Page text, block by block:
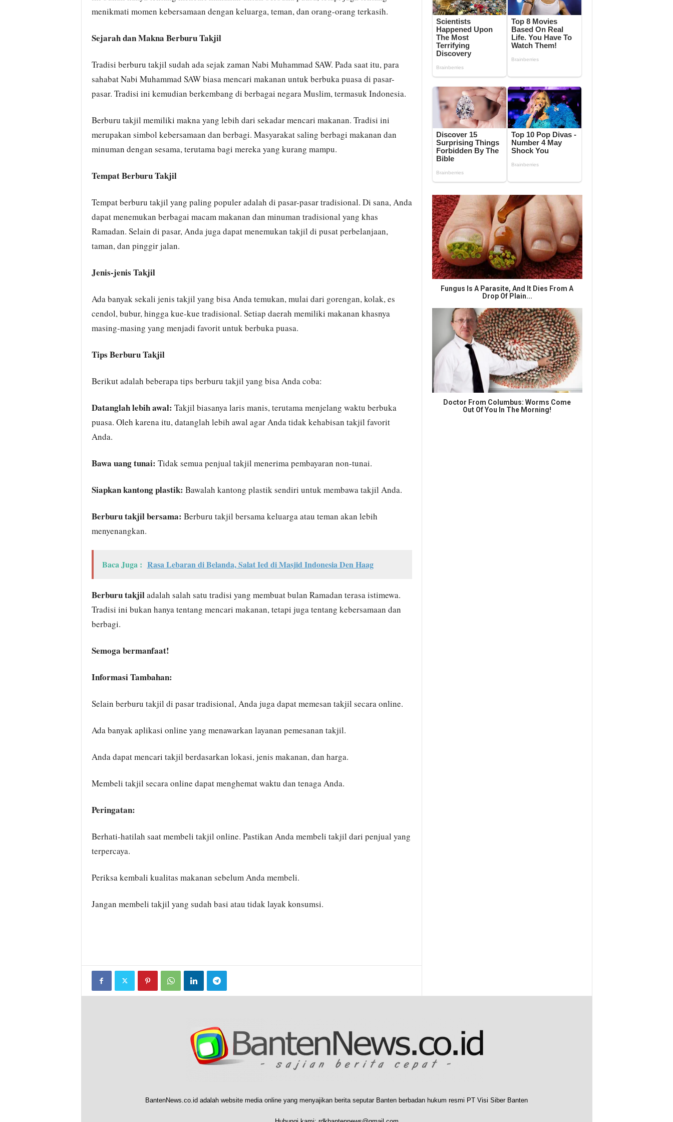
menikmati momen kebersamaan dengan keluarga, teman, dan orang-orang terkasih.
Sejarah dan Makna Berburu Takjil
Tradisi berburu takjil sudah ada sejak zaman Nabi Muhammad SAW. Pada saat itu, para
sahabat Nabi Muhammad SAW biasa mencari makanan untuk berbuka puasa di pasar-
pasar. Tradisi ini kemudian berkembang di berbagai negara Muslim, termasuk Indonesia.
Berburu takjil memiliki makna yang lebih dari sekadar mencari makanan. Tradisi ini
merupakan simbol kebersamaan dan berbagi. Masyarakat saling berbagi makanan dan
minuman dengan sesama, terutama bagi mereka yang kurang mampu.
Tempat Berburu Takjil
Tempat berburu takjil yang paling populer adalah di pasar-pasar tradisional. Di sana, Anda
dapat menemukan berbagai macam makanan dan minuman tradisional yang khas
Ramadan. Selain di pasar, Anda juga dapat menemukan takjil di pusat perbelanjaan,
taman, dan pinggir jalan.
Jenis-jenis Takjil
Ada banyak sekali jenis takjil yang bisa Anda temukan, mulai dari gorengan, kolak, es
cendol, bubur, hingga kue-kue tradisional. Setiap daerah memiliki makanan khasnya
masing-masing yang menjadi favorit untuk berbuka puasa.
Tips Berburu Takjil
Berikut adalah beberapa tips berburu takjil yang bisa Anda coba:
Datanglah lebih awal: Takjil biasanya laris manis, terutama menjelang waktu berbuka
puasa. Oleh karena itu, datanglah lebih awal agar Anda tidak kehabisan takjil favorit
Anda.
Bawa uang tunai: Tidak semua penjual takjil menerima pembayaran non-tunai.
Siapkan kantong plastik: Bawalah kantong plastik sendiri untuk membawa takjil Anda.
Berburu takjil bersama: Berburu takjil bersama keluarga atau teman akan lebih
menyenangkan.
Baca Juga : Rasa Lebaran di Belanda, Salat Ied di Masjid Indonesia Den Haag
Berburu takjiladalah salah satu tradisi yang membuat bulan Ramadan terasa istimewa.
Tradisi ini bukan hanya tentang mencari makanan, tetapi juga tentang kebersamaan dan
berbagi.
Semoga bermanfaat!
Informasi Tambahan:
Selain berburu takjil di pasar tradisional, Anda juga dapat memesan takjil secara online.
Ada banyak aplikasi online yang menawarkan layanan pemesanan takjil.
Anda dapat mencari takjil berdasarkan lokasi, jenis makanan, dan harga.
Membeli takjil secara online dapat menghemat waktu dan tenaga Anda.
Peringatan:
Berhati-hatilah saat membeli takjil online. Pastikan Anda membeli takjil dari penjual yang
terpercaya.
Periksa kembali kualitas makanan sebelum Anda membeli.
Jangan membeli takjil yang sudah basi atau tidak layak konsumsi.
Fungus Is A Parasite, And It Dies From A
Drop Of Plain...
Doctor From Columbus: Worms Come
Out Of You In The Morning!
BantenNews.co.id adalah website media online yang menyajikan berita seputar Banten berbadan hukum resmi PT Visi Siber Banten